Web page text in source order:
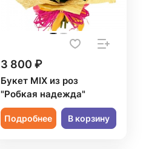
3 800 ₽
Букет MIX из роз
"Робкая надежда"
Подробнее В корзину